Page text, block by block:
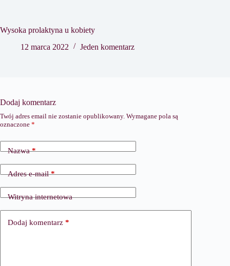
Wysoka prolaktyna u kobiety
12 marca 2022
Jeden komentarz
Dodaj komentarz
Twój adres email nie zostanie opublikowany. Wymagane pola są
oznaczone *
Nazwa*
Adres e-mail*
Witryna internetowa
Dodaj komentarz *